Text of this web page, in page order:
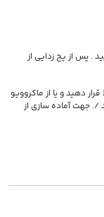
نمایید . پس از یخ زدایی از
دهید و یا از ماکروویو
/. جهت آماده سازی از